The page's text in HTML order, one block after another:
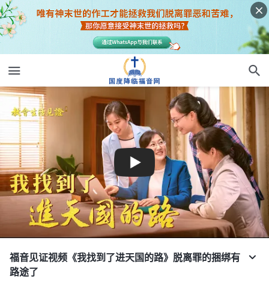
福音见证视频《我找到了进天国的路》脱离罪的捆绑有
路途了